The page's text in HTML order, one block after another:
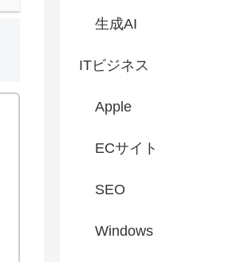
生成AI
ITビジネス
Apple
ECサイト
SEO
Windows